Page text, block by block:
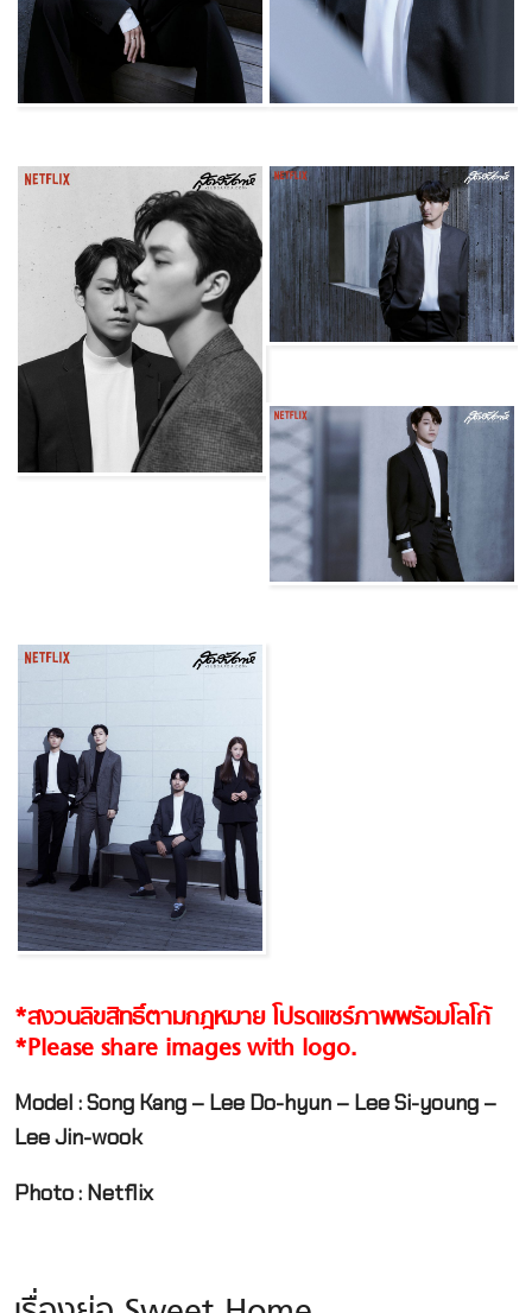
*สงวนลิขสิทธิ์ตามกฎหมาย โปรดแชร์ภาพพร้อมโลโก้
*Please share images with logo.
Model :Song Kang – Lee Do-hyun – Lee Si-young–
Lee Jin-wook
Photo : Netflix